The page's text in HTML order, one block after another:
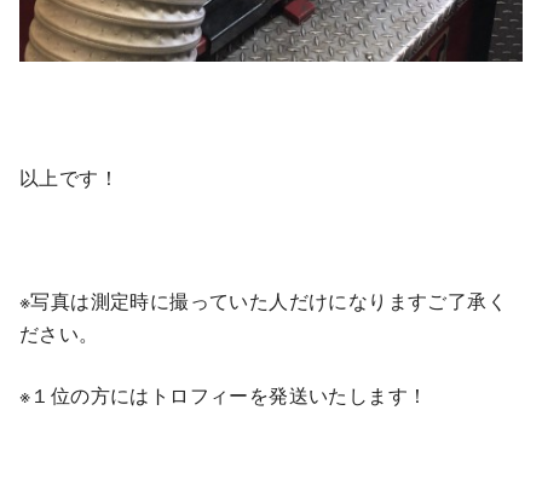
以上です！
※写真は測定時に撮っていた人だけになりますご了承く
ださい。
※１位の方にはトロフィーを発送いたします！